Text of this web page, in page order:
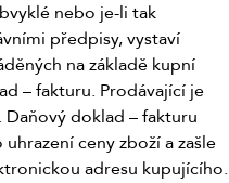
nebo je-li tak
předpisy, vystaví
na základě kupní
– fakturu. Prodávající je
doklad – fakturu
ceny zboží a zašle
adresu kupujícího.